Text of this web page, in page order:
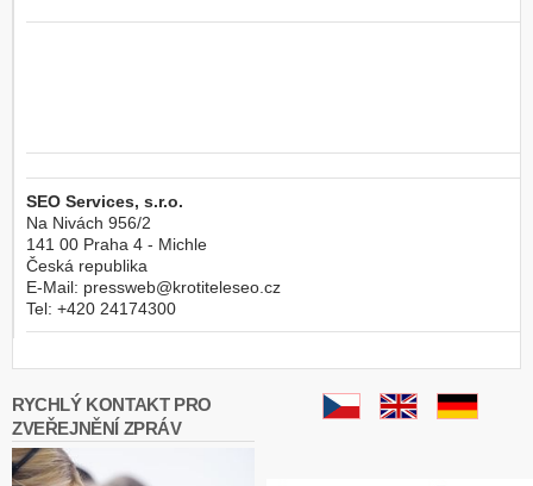
SEO Services, s.r.o.
Na Nivách 956/2
141 00 Praha 4 - Michle
Česká republika
E-Mail: pressweb@krotiteleseo.cz
Tel: +420 24174300
RYCHLÝ KONTAKT PRO
ZVEŘEJNĚNÍ ZPRÁV